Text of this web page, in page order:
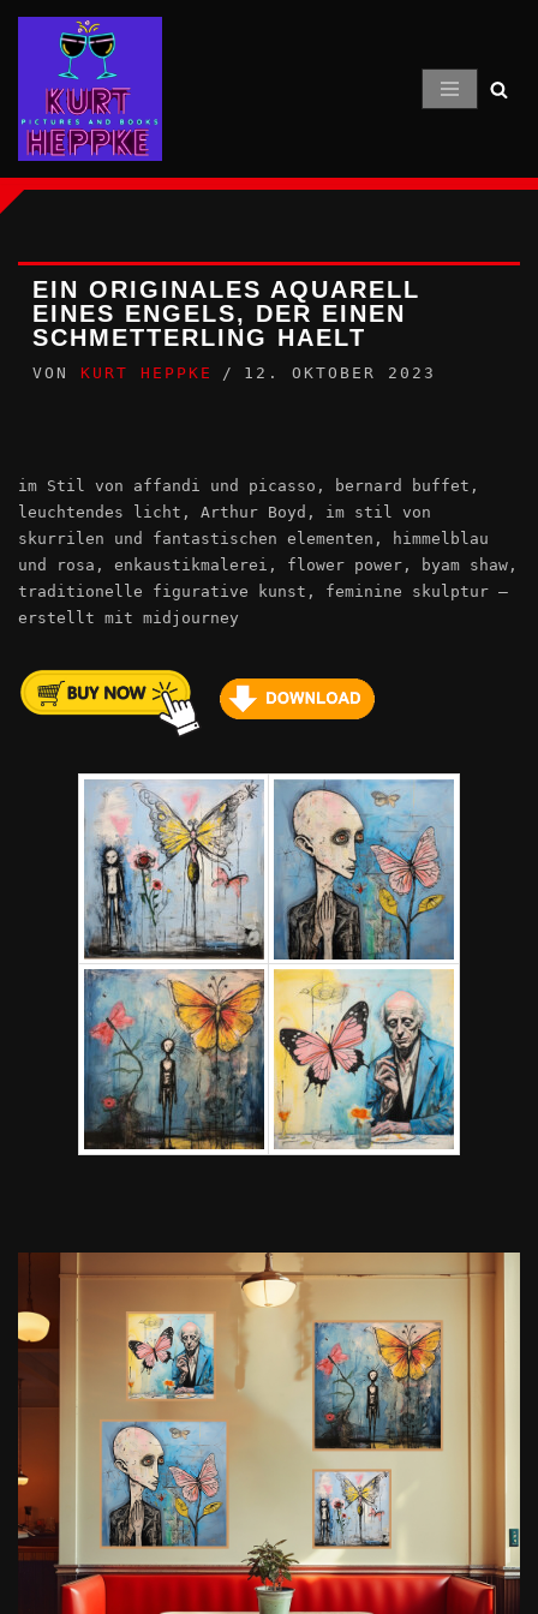
Inhalt
springen
EIN ORIGINALES AQUARELL
EINES ENGELS, DER EINEN
SCHMETTERLING HAELT
VON KURT HEPPKE 12. OKTOBER 2023
im Stil von affandi und picasso, bernard buffet,
leuchtendes licht, Arthur Boyd, im stil von
skurrilen und fantastischen elementen, himmelblau
und rosa, enkaustikmalerei, flower power, byam shaw,
traditionelle figurative kunst, feminine skulptur –
erstellt mit midjourney